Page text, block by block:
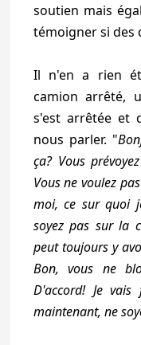
soutien mais
témoigner si des
Il n'en a rien
camion arrêté,
s'est arrêtée et
nous parler. "
ça? Vous
Vous ne voulez
moi, ce sur quoi
soyez pas sur la
peut toujours y
Bon, vous ne
D'accord! Je
maintenant, ne